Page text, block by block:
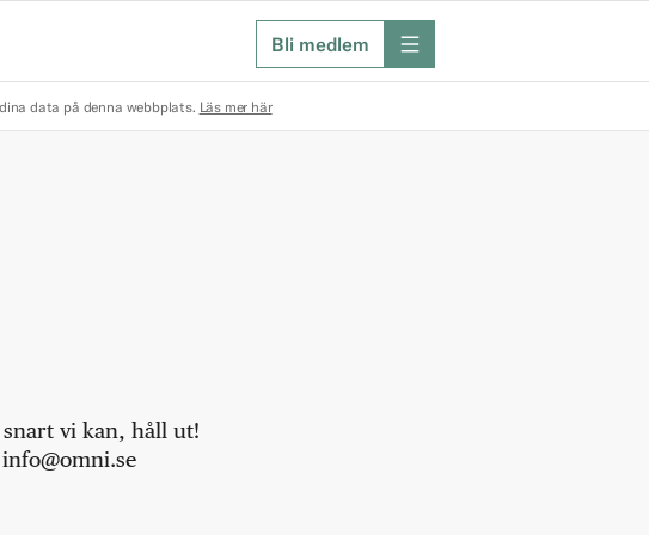
Bli medlem meny
data på denna webbplats. Läs mer här
vi kan, håll ut!